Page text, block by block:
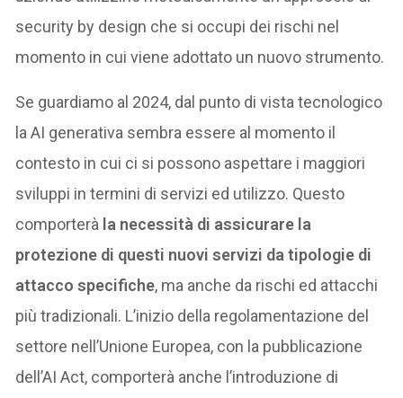
security by design che si occupi dei rischi nel
momento in cui viene adottato un nuovo strumento.
Se guardiamo al 2024, dal punto di vista tecnologico
la AI generativa sembra essere al momento il
contesto in cui ci si possono aspettare i maggiori
sviluppi in termini di servizi ed utilizzo. Questo
comporterà la necessità di assicurare la
protezione di questi nuovi servizi da tipologie di
attacco specifiche, ma anche da rischi ed attacchi
più tradizionali. L’inizio della regolamentazione del
settore nell’Unione Europea, con la pubblicazione
dell’AI Act, comporterà anche l’introduzione di